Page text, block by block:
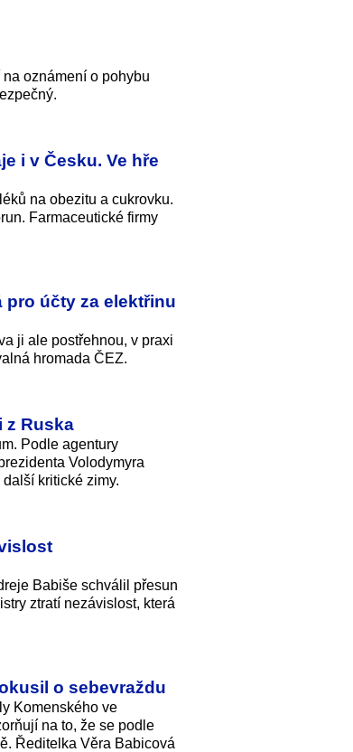
oznámení o pohybu
i v Česku. Ve hře
na obezitu a cukrovku.
Farmaceutické firmy
pro účty za elektřinu
ji ale postřehnou, v praxi
hromada ČEZ.
z Ruska
Podle agentury
Volodymyra
kritické zimy.
Babiše schválil přesun
ztratí nezávislost, která
o sebevraždu
Komenského ve
na to, že se podle
Ředitelka Věra Babicová